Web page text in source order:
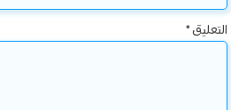
التعليق*